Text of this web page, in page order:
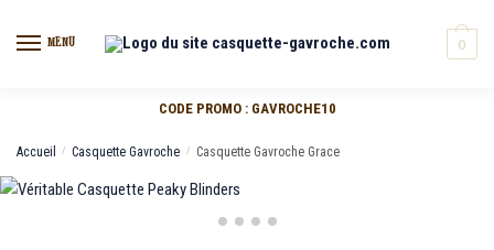
MENU 0
CODE PROMO : GAVROCHE10
Accueil / Casquette Gavroche / Casquette Gavroche Grace